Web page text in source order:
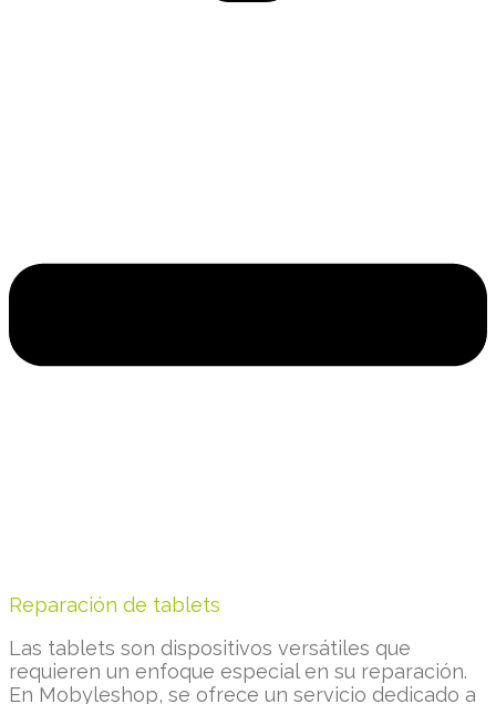
Reparación de tablets
Las tablets son dispositivos versátiles que
requieren un enfoque especial en su reparación.
En Mobyleshop, se ofrece un servicio dedicado a